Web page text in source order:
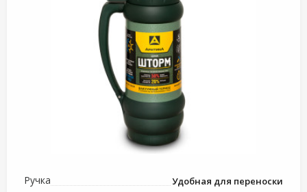
Ручка Удобная для переноски